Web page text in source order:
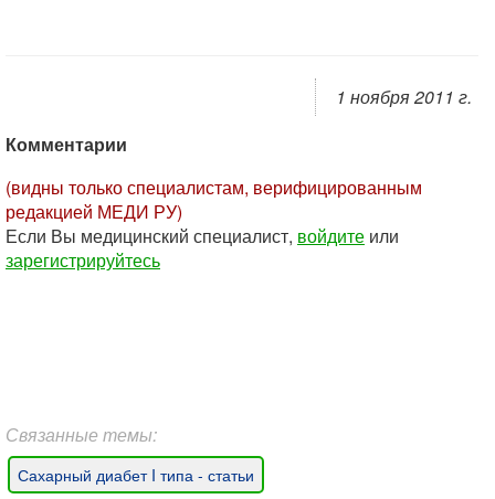
1 ноября 2011 г.
Комментарии
(видны только специалистам, верифицированным
редакцией МЕДИ РУ)
Если Вы медицинский специалист, войдите или
зарегистрируйтесь
Связанные темы:
Сахарный диабет I типа - статьи